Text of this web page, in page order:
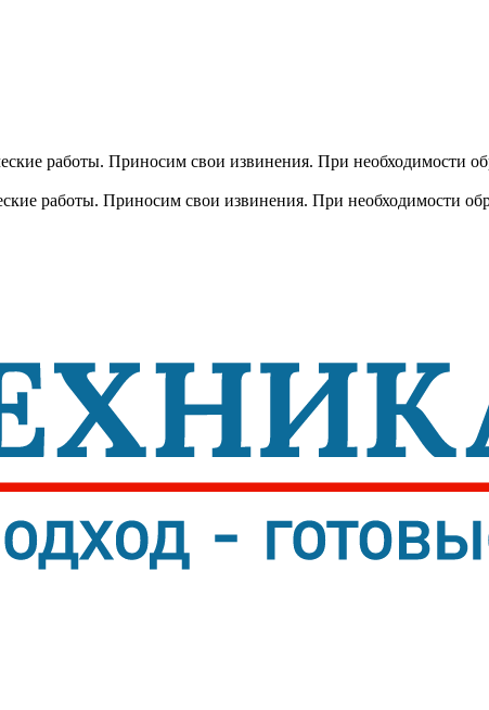
работы. Приносим свои извинения. При необходимости
работы. Приносим свои извинения. При необходимости